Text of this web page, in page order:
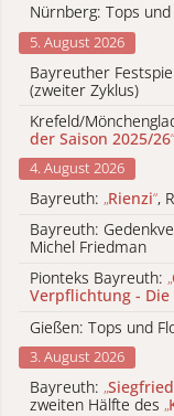
Nürnberg: Tops und
5. August 2026
Bayreuther
(zweiter Zyklus)
Krefeld/
der Saison 2025/26“
4. August 2026
Bayreuth: „Rienzi“,
Bayreuth:
Michel Friedman
Pionteks Bayreuth: „
Verpflichtung - Die
Gießen: Tops und
3. August 2026
Bayreuth: „Siegfried
zweiten Hälfte des „